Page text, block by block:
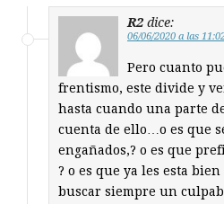
R2 dice:
06/06/2020 a las
Pero cuanto
frentismo, este divide y
hasta cuando una parte
cuenta de ello…o es que
engañados,? o es que
? o es que ya les esta
buscar siempre un